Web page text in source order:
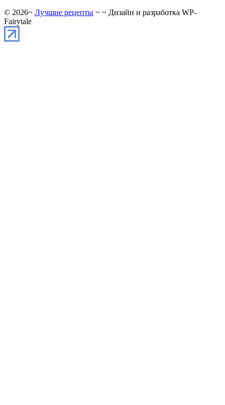
© 2026~ Лучшие рецепты ~ ~ Дизайн и разработка WP-
Fairytale